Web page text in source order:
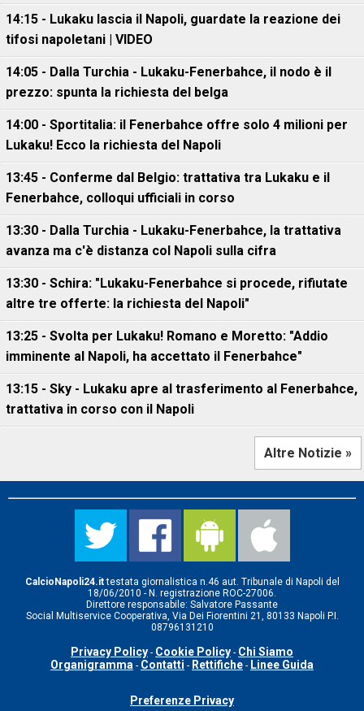
14:15 - Lukaku lascia il Napoli, guardate la reazione dei
tifosi napoletani | VIDEO
14:05 - Dalla Turchia - Lukaku-Fenerbahce, il nodo è il
prezzo: spunta la richiesta del belga
14:00 - Sportitalia: il Fenerbahce offre solo 4 milioni per
Lukaku! Ecco la richiesta del Napoli
13:45 - Conferme dal Belgio: trattativa tra Lukaku e il
Fenerbahce, colloqui ufficiali in corso
13:30 - Dalla Turchia - Lukaku-Fenerbahce, la trattativa
avanza ma c'è distanza col Napoli sulla cifra
13:30 - Schira: "Lukaku-Fenerbahce si procede, rifiutate
altre tre offerte: la richiesta del Napoli"
13:25 - Svolta per Lukaku! Romano e Moretto: "Addio
imminente al Napoli, ha accettato il Fenerbahce"
13:15 - Sky - Lukaku apre al trasferimento al Fenerbahce,
trattativa in corso con il Napoli
Altre Notizie »
CalcioNapoli24.ittestata giornalistica n.46 aut. Tribunale di Napoli del
18/06/2010 - N. registrazione ROC-27006.
Direttore responsabile: Salvatore Passante
Social Multiservice Cooperativa, Via Dei Fiorentini 21, 80133 Napoli P.I.
08796131210
Privacy Policy - Cookie Policy - Chi Siamo
Organigramma - Contatti - Rettifiche - Linee Guida
Preferenze Privacy